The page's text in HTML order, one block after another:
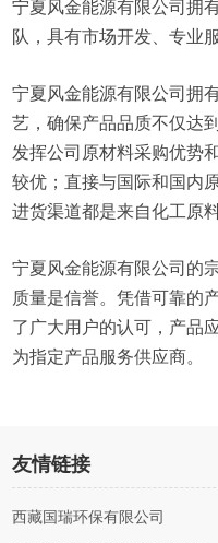
宁夏风金能源有限公司拥
队，具有市场开发、专业
宁夏风金能源有限公司拥
艺，确保产品品质不仅达
发挥公司原材料采购优势
较优；直接与国际和国内
进货渠道都是来自化工原
宁夏风金能源有限公司的
质量是信誉。凭借可靠的
了广大用户的认可，产品
为指定产品服务供应商。
友情链接
西藏国瑞环保有限公司